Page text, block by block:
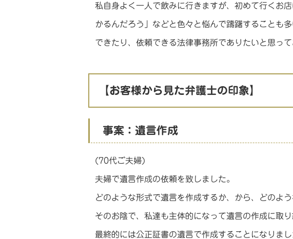
私自身よく一人で飲みに行きますが、初めて行くお
かるんだろう」などと色々と悩んで躊躇することも
できたり、依頼できる法律事務所でありたいと思って
【お客様から見た弁護士の印象】
事案：遺言作成
(70代ご夫婦)
夫婦で遺言作成の依頼を致しました。
どのような形式で遺言を作成するか、から、どのよ
そのお陰で、私達も主体的になって遺言の作成に取り
最終的には公正証書の遺言で作成することになりま